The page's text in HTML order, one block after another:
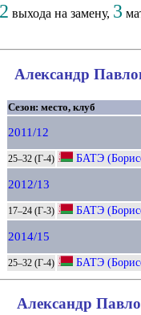
2 выхода на замену, 3
Александр
Сезон: место, клуб
2011/12
25–32 (Г-4) БАТЭ
2012/13
17–24 (Г-3) БАТЭ
2014/15
25–32 (Г-4) БАТЭ
Александр